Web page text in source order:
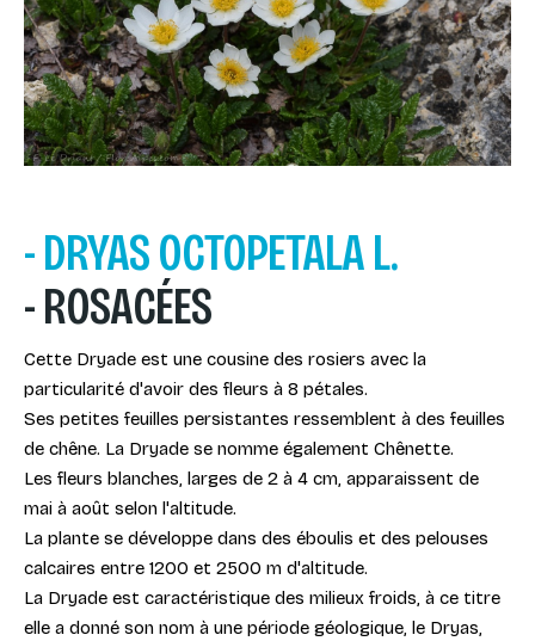
- DRYAS OCTOPETALA L.
- ROSACÉES
Cette Dryade est une cousine des rosiers avec la
particularité d'avoir des fleurs à 8 pétales.
Ses petites feuilles persistantes ressemblent à des feuilles
de chêne. La Dryade se nomme également Chênette.
Les fleurs blanches, larges de 2 à 4 cm, apparaissent de
mai à août selon l'altitude.
La plante se développe dans des éboulis et des pelouses
calcaires entre 1200 et 2500 m d'altitude.
La Dryade est caractéristique des milieux froids, à ce titre
elle a donné son nom à une période géologique, le Dryas,